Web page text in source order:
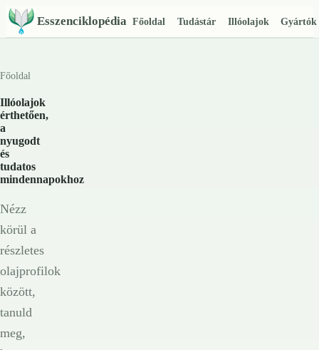
Esszenciklopédia Főoldal Tudástár Illóolajok Gyártók
Főoldal
Illóolajok
érthetően,
a
nyugodt
és
tudatos
mindennapokhoz
Nézz
körül a
részletes
olajprofilok
között,
tanuld
meg,